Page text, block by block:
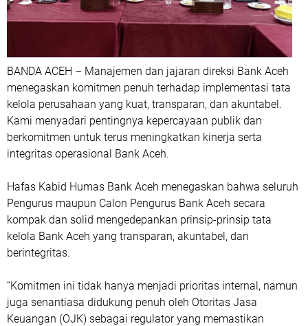
BANDA ACEH – Manajemen dan jajaran direksi Bank Aceh
menegaskan komitmen penuh terhadap implementasi tata
kelola perusahaan yang kuat, transparan, dan akuntabel.
Kami menyadari pentingnya kepercayaan publik dan
berkomitmen untuk terus meningkatkan kinerja serta
integritas operasional Bank Aceh.
Hafas Kabid Humas Bank Aceh menegaskan bahwa seluruh
Pengurus maupun Calon Pengurus Bank Aceh secara
kompak dan solid mengedepankan prinsip-prinsip tata
kelola Bank Aceh yang transparan, akuntabel, dan
berintegritas.
“Komitmen ini tidak hanya menjadi prioritas internal, namun
juga senantiasa didukung penuh oleh Otoritas Jasa
Keuangan (OJK) sebagai regulator yang memastikan